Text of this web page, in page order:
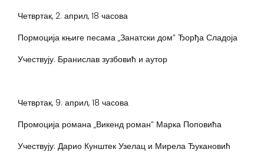
Четвртак, 2. април, 18 часова
Пормоција књиге песама „Занатски дом” Ђорђа Сладоја
Учествују: Бранислав зузбовић и аутор
Четвртак, 9. април, 18 часова
Промоција романа „Викенд роман” Марка Поповића
Учествују: Дарио Кунштек Узелац и Мирела Ђукановић